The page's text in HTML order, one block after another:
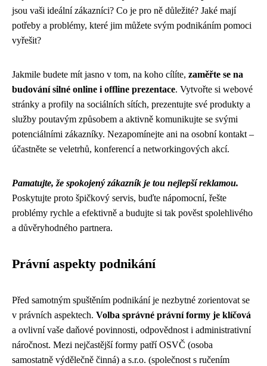
jsou vaši ideální zákazníci? Co je pro ně důležité? Jaké mají
potřeby a problémy, které jim můžete svým podnikáním pomoci
vyřešit?
Jakmile budete mít jasno v tom, na koho cílíte, zaměřte se na
budování silné online i offline prezentace. Vytvořte si webové
stránky a profily na sociálních sítích, prezentujte své produkty a
služby poutavým způsobem a aktivně komunikujte se svými
potenciálními zákazníky. Nezapomínejte ani na osobní kontakt –
účastněte se veletrhů, konferencí a networkingových akcí.
Pamatujte, že spokojený zákazník je tou nejlepší reklamou.
Poskytujte proto špičkový servis, buďte nápomocní, řešte
problémy rychle a efektivně a budujte si tak pověst spolehlivého
a důvěryhodného partnera.
Právní aspekty podnikání
Před samotným spuštěním podnikání je nezbytné zorientovat se
v právních aspektech. Volba správné právní formy je klíčová
a ovlivní vaše daňové povinnosti, odpovědnost i administrativní
náročnost. Mezi nejčastější formy patří OSVČ (osoba
samostatně výdělečně činná) a s.r.o. (společnost s ručením